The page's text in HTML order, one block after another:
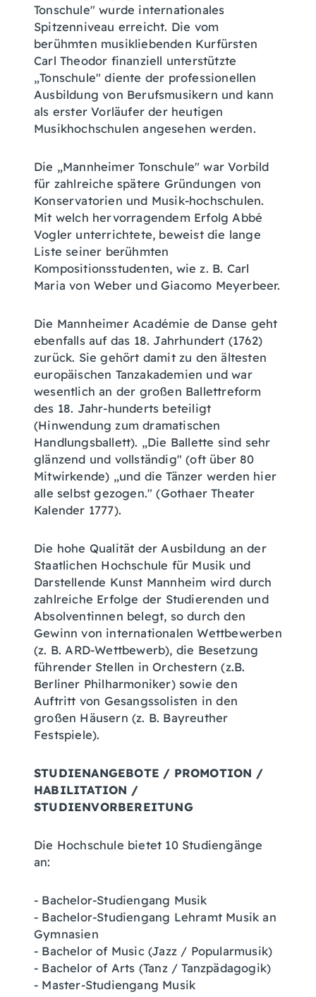
Tonschule" wurde internationales
Spitzenniveau erreicht. Die vom
berühmten musikliebenden Kurfürsten
Carl Theodor finanziell unterstützte
„Tonschule" diente der professionellen
Ausbildung von Berufsmusikern und kann
als erster Vorläufer der heutigen
Musikhochschulen angesehen werden.
Die „Mannheimer Tonschule" war Vorbild
für zahlreiche spätere Gründungen von
Konservatorien und Musik-hochschulen.
Mit welch hervorragendem Erfolg Abbé
Vogler unterrichtete, beweist die lange
Liste seiner berühmten
Kompositionsstudenten, wie z. B. Carl
Maria von Weber und Giacomo Meyerbeer.
Die Mannheimer Académie de Danse geht
ebenfalls auf das 18. Jahrhundert (1762)
zurück. Sie gehört damit zu den ältesten
europäischen Tanzakademien und war
wesentlich an der großen Ballettreform
des 18. Jahr-hunderts beteiligt
(Hinwendung zum dramatischen
Handlungsballett). „Die Ballette sind sehr
glänzend und vollständig" (oft über 80
Mitwirkende) „und die Tänzer werden hier
alle selbst gezogen." (Gothaer Theater
Kalender 1777).
Die hohe Qualität der Ausbildung an der
Staatlichen Hochschule für Musik und
Darstellende Kunst Mannheim wird durch
zahlreiche Erfolge der Studierenden und
Absolventinnen belegt, so durch den
Gewinn von internationalen Wettbewerben
(z. B. ARD-Wettbewerb), die Besetzung
führender Stellen in Orchestern (z.B.
Berliner Philharmoniker) sowie den
Auftritt von Gesangssolisten in den
großen Häusern (z. B. Bayreuther
Festspiele).
STUDIENANGEBOTE / PROMOTION /
HABILITATION /
STUDIENVORBEREITUNG
Die Hochschule bietet 10 Studiengänge
an:
- Bachelor-Studiengang Musik
- Bachelor-Studiengang Lehramt Musik an
Gymnasien
- Bachelor of Music (Jazz / Popularmusik)
- Bachelor of Arts (Tanz / Tanzpädagogik)
- Master-Studiengang Musik